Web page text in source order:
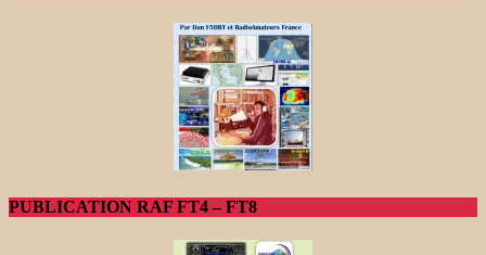
PUBLICATION RAF FT4 – FT8